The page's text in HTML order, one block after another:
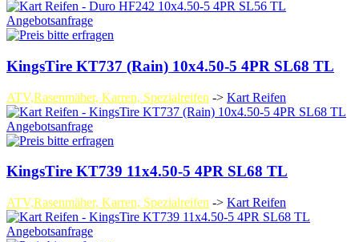
Angebotsanfrage
KingsTire KT737 (Rain) 10x4.50-5 4PR SL68 TL
ATV,Rasenmäher, Karren, Spezialreifen -> Kart Reifen
Angebotsanfrage
KingsTire KT739 11x4.50-5 4PR SL68 TL
ATV,Rasenmäher, Karren, Spezialreifen -> Kart Reifen
Angebotsanfrage